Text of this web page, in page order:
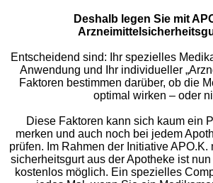
Deshalb legen Sie mit
Entscheidend sind: Ihr spezielles
Anwendung und Ihr individueller
Faktoren bestimmen darüber, ob die
optimal wirken – oder
Diese Faktoren kann sich kaum ein
merken und auch noch bei jedem
prüfen. Im Rahmen der Initiative APO.K.
sicherheitsgurt aus der Apotheke ist
kostenlos möglich. Ein spezielles